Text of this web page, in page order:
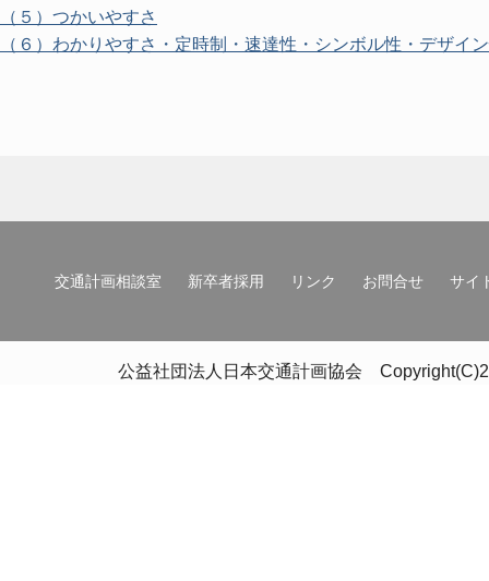
（５）つかいやすさ
（６）わかりやすさ・定時制・速達性・シンボル性・デザイ
交通計画相談室 新卒者採用 リンク お問合せ サイ
公益社団法人日本交通計画協会